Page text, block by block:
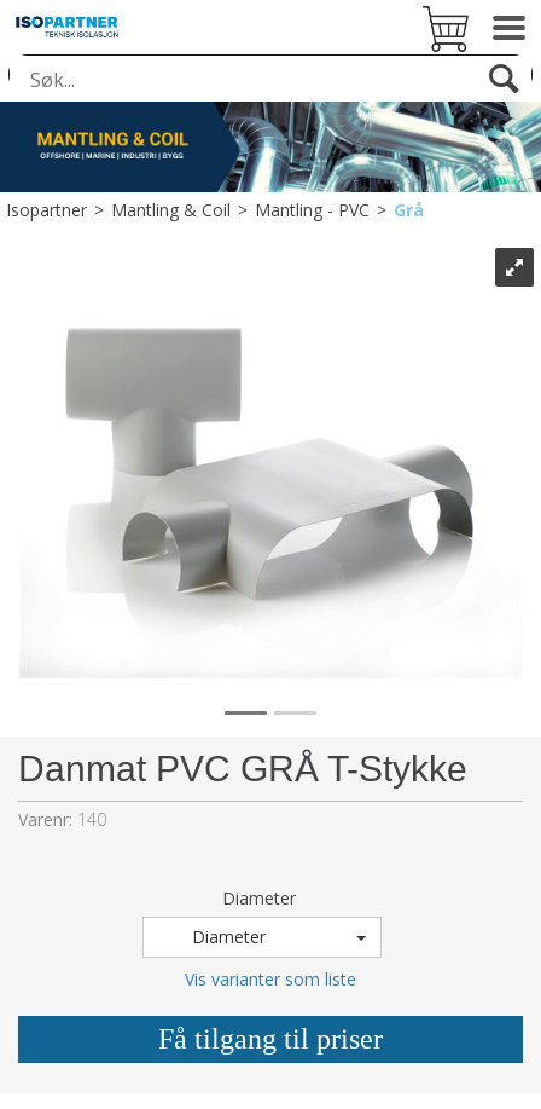
Isopartner>Mantling & Coil>Mantling - PVC>Grå
Danmat PVC GRÅ T-Stykke
Varenr: 140
Diameter
Diameter
Vis varianter som liste
Få tilgang til priser